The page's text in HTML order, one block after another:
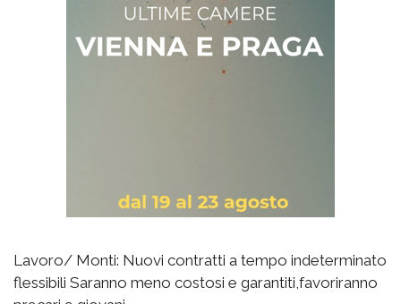
Lavoro/ Monti: Nuovi contratti a tempo indeterminato
flessibili Saranno meno costosi e garantiti,favoriranno